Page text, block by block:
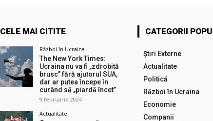
CELE MAI CITITE
Război în Ucraina
The New York Times:
Ucraina nu va fi „zdrobită
brusc” fără ajutorul SUA,
dar ar putea începe în
curând să „piardă încet”
9 februarie 2024
Actualitate
CATEGORII
Știri Externe
Actualitate
Politică
Război în Ucraina
Economie
Companii